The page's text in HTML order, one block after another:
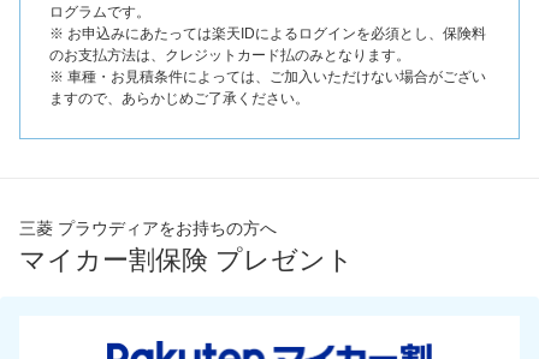
ログラムです。
※ お申込みにあたっては楽天IDによるログインを必須とし、保険料
のお支払方法は、クレジットカード払のみとなります。
※ 車種・お見積条件によっては、ご加入いただけない場合がござい
ますので、あらかじめご了承ください。
三菱 プラウディアをお持ちの方へ
マイカー割保険 プレゼント